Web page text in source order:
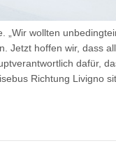
„Wir wollten
Jetzt hoffen wir, dass
dafür,
Richtung Livigno